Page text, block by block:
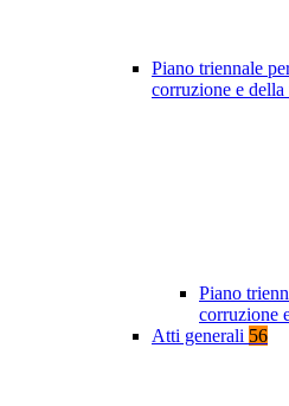
Piano triennale
corruzione e della
Piano
corruzione
Atti generali 56